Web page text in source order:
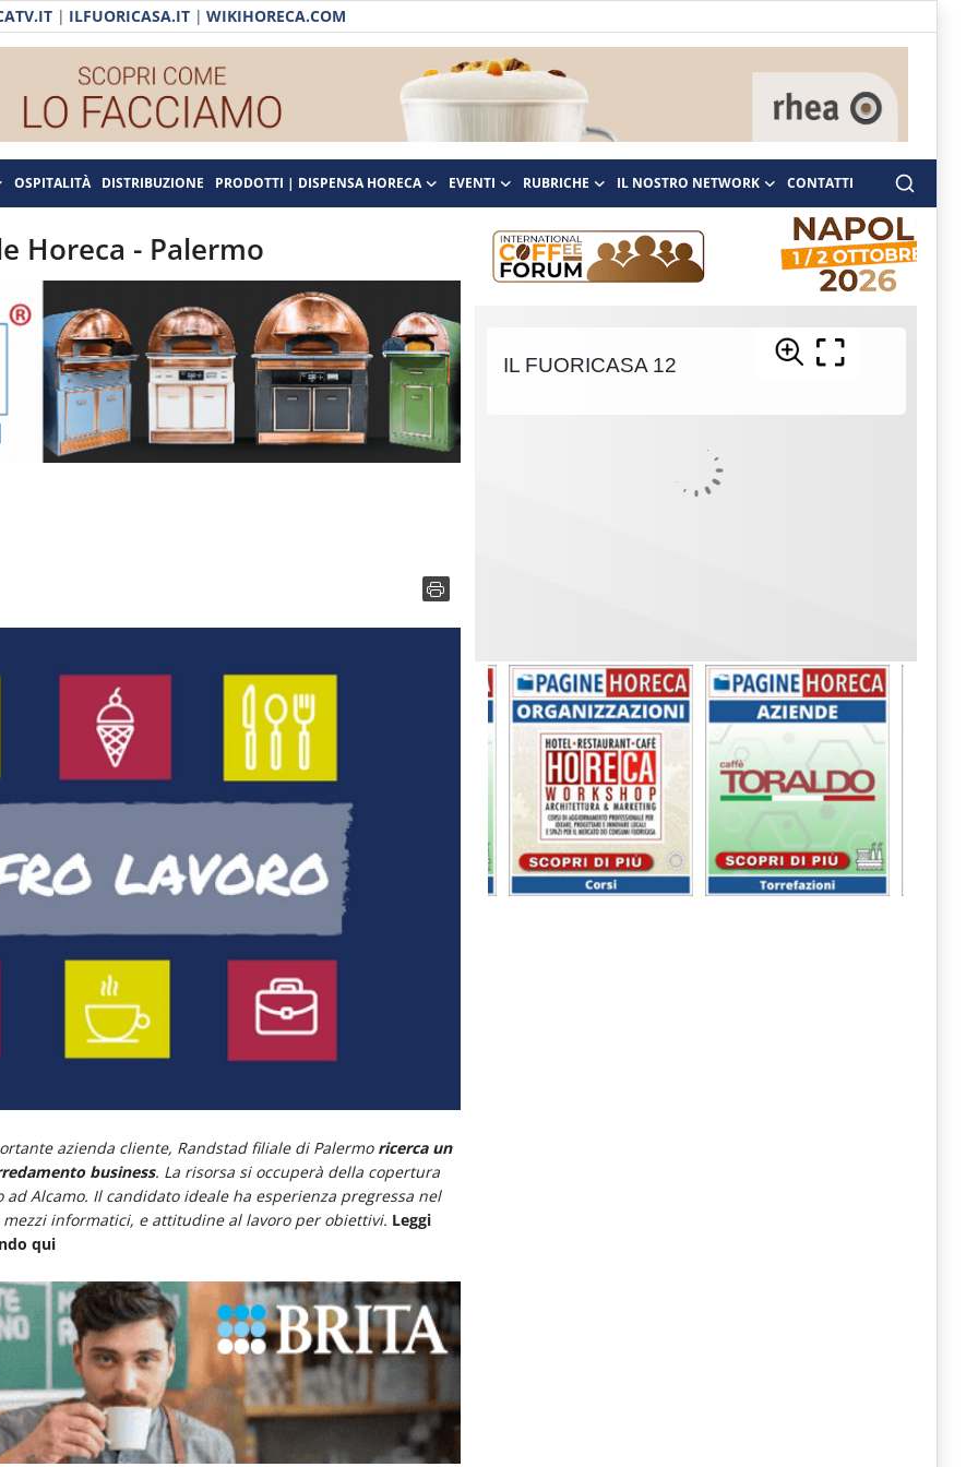
| ILFUORICASA.IT | WIKIHORECA.COM
OSPITALITÀ DISTRIBUZIONE PRODOTTI | DISPENSA HORECA EVENTI RUBRICHE IL NOSTRO NETWORK CONTATTI
Horeca - Palermo
azienda cliente, Randstad filiale di Palermo ricerca un
business. La risorsa si occuperà della copertura
Alcamo. Il candidato ideale ha esperienza pregressa nel
informatici, e attitudine al lavoro per obiettivi. Leggi
qui